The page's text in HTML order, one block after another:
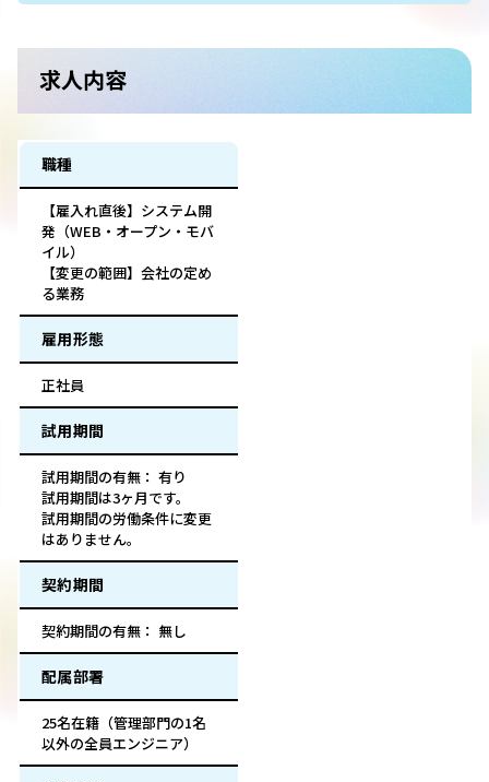
求人内容
職種
【雇入れ直後】システム開
発（WEB・オープン・モバ
イル）
【変更の範囲】会社の定め
る業務
雇用形態
正社員
試用期間
試用期間の有無： 有り
試用期間は3ヶ月です。
試用期間の労働条件に変更
はありません。
契約期間
契約期間の有無： 無し
配属部署
25名在籍（管理部門の1名
以外の全員エンジニア）